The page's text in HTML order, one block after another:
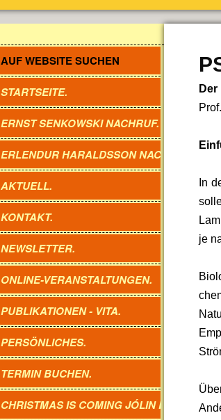
AUF WEBSITE SUCHEN
STARTSEITE.
ERNST SENKOWSKI NACHRUF.
ERLENDUR HARALDSSON NACHRUF.
AKTUELL.
KONTAKT.
NEWSLETTER.
ONLINE-VERANSTALTUNGEN.
PUBLIKATIONEN - VITA.
PERSÖNLICHES.
TERMIN BUCHEN.
CHRISTMAS IS COMING JÓLIN KOMA.
In
je